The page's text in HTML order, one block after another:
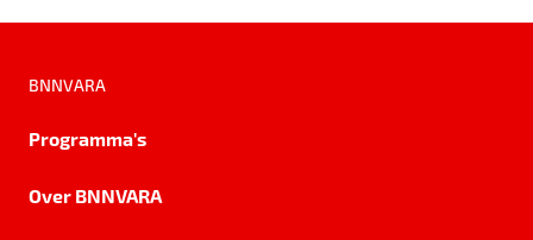
BNNVARA
Programma's
Over BNNVARA